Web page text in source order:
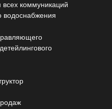
всех коммуникаций
водоснабжения